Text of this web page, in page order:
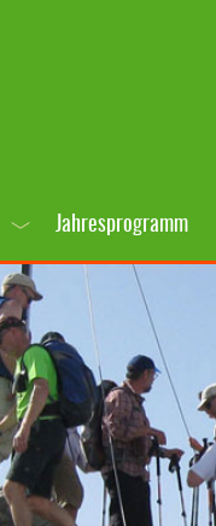
Jahresprogramm